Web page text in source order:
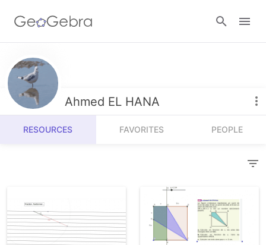
Resources
Number Sense
Algebra
Operations
Calculators
Geometry
3D Calculator
Ahmed EL HANA
RESOURCES FAVORITES PEOPLE